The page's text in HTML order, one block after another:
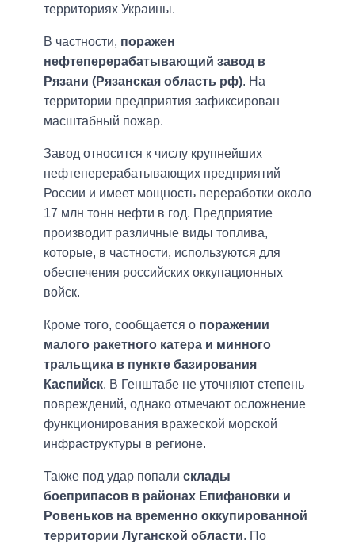
территориях Украины.
В частности, поражен
нефтеперерабатывающий завод в
Рязани (Рязанская область рф). На
территории предприятия зафиксирован
масштабный пожар.
Завод относится к числу крупнейших
нефтеперерабатывающих предприятий
России и имеет мощность переработки около
17 млн тонн нефти в год. Предприятие
производит различные виды топлива,
которые, в частности, используются для
обеспечения российских оккупационных
войск.
Кроме того, сообщается о поражении
малого ракетного катера и минного
тральщика в пункте базирования
Каспийск. В Генштабе не уточняют степень
повреждений, однако отмечают осложнение
функционирования вражеской морской
инфраструктуры в регионе.
Также под удар попали склады
боеприпасов в районах Епифановки и
Ровеньков на временно оккупированной
территории Луганской области. По